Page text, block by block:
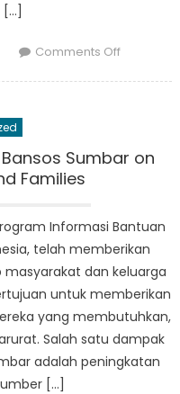
Comments Offon
Lebih
Dana
Sosial
di
Sumbar
Sumbar on
Families
Informasi Bantuan
telah memberikan
dan keluarga
untuk memberikan
yang membutuhkan,
Salah satu dampak
adalah peningkatan
[…]